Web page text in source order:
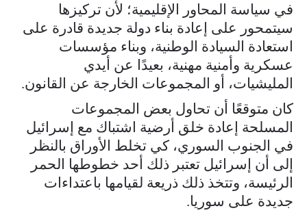
في سياسة المحاور الإقليمية؛ لأن تركيزها
سيتمحور على إعادة بناء دولة جديدة قادرة على
استعادة السيادة الوطنية، وبناء مؤسسات
عسكرية وأمنية مهنية، بعيدًا عن أيدي
المليشيات، أو المجموعات الخارجة عن القانون.
كان متوقعًا أن تحاول بعض المجموعات
المسلحة إعادة خلق أرضية اشتباك مع إسرائيل
في الجنوب السوري، كي تخلط الأوراق بالنظر
إلى أن إسرائيل تعتبر ذلك أحد خطوطها الحمر
الرئيسة، وتتخذ ذلك ذريعة لقيامها باعتداءات
جديدة على سوريا.